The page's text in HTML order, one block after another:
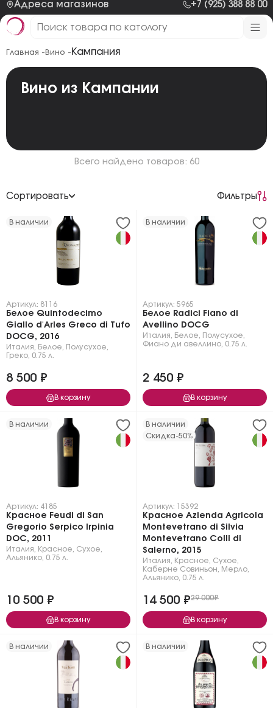
Адреса магазинов +7 (925) 388 88 00
Главная - Вино - Кампания
Вино из Кампании
Всего найдено товаров: 60
Сортировать Фильтры
В наличии
Артикул: 8116
Белое Quintodecimo
Giallo d'Arles Greco di Tufo
DOCG, 2016
Италия Белое Полусухое
Греко 0.75 л.
8 500 ₽
В корзину
В наличии
Артикул: 5965
Белое Radici Fiano di
Avellino DOCG
Италия Белое Полусухое
Фиано ди авеллино 0.75 л.
2 450 ₽
В корзину
В наличии
Артикул: 4185
Красное Feudi di San
Gregorio Serpico Irpinia
DOC, 2011
Италия Красное Сухое
Альянико 0.75 л.
10 500 ₽
В корзину
В наличии
Скидка-50%
Артикул: 15392
Красное Azienda Agricola
Montevetrano di Silvia
Montevetrano Colli di
Salerno, 2015
Италия Красное Сухое
Каберне Совиньон
Мерло
Альянико 0.75 л.
14 500 ₽29 000₽
В корзину
В наличии В наличии